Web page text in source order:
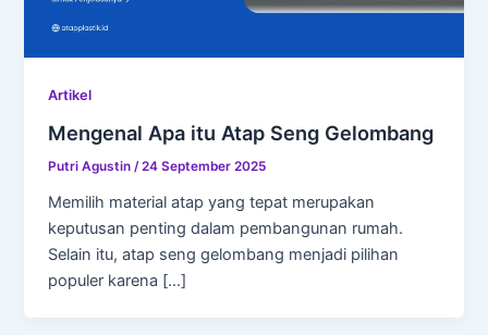
Artikel
Mengenal Apa itu Atap Seng Gelombang
Putri Agustin /24 September 2025
Memilih material atap yang tepat merupakan
keputusan penting dalam pembangunan rumah.
Selain itu, atap seng gelombang menjadi pilihan
populer karena […]